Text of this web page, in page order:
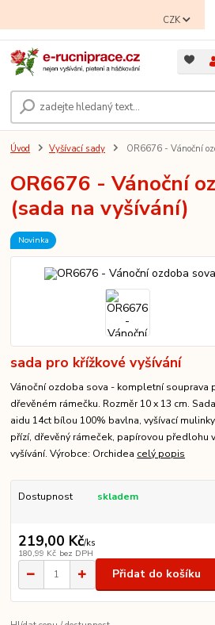
CZK
Úvod Vyšívací sady OR6676 - Vánoční
OR6676 - Vánoční
(sada na vyšívání)
Novinka
sada pro křížkové vyšívání
Vánoční ozdoba sova - kompletní souprava
dřevěném rámečku. Rozměr 10 x 13 cm.
aidu 14ct bílou 100% bavlna, vyšívací
přízí, dřevěný rámeček, papírovou předlohu
vyšívání. Výrobce: Orchidea celý popis
Dostupnost skladem
219,00 Kč/ks
180,99 Kč bez DPH
Přidat do košíku